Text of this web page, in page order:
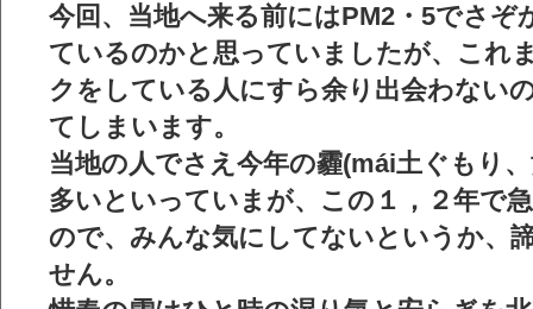
今回、当地へ来る前にはPM2・5でさぞ
ているのかと思っていましたが、これ
クをしている人にすら余り出会わない
てしまいます。
当地の人でさえ今年の霾(mái土ぐもり
多いといっていまが、この１，２年で
ので、みんな気にしてないというか、
せん。